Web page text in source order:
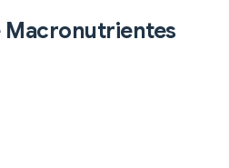
Macronutrientes